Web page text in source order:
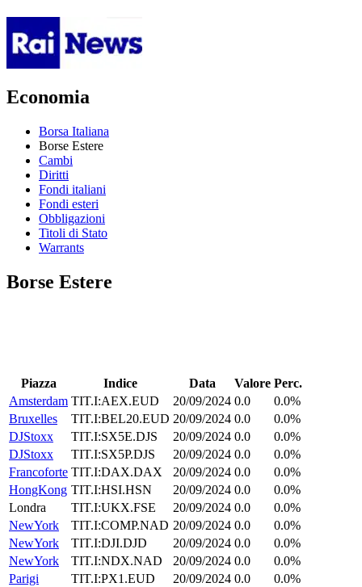
Economia
Borsa Italiana
Borse Estere
Cambi
Diritti
Fondi italiani
Fondi esteri
Obbligazioni
Titoli di Stato
Warrants
Borse Estere
Piazza Indice Data Valore Perc.
Amsterdam TIT.I:AEX.EUD 20/09/2024 0.0
0.0%
Bruxelles
TIT.I:BEL20.EUD 20/09/2024 0.0
0.0%
DJStoxx
TIT.I:SX5E.DJS 20/09/2024 0.0
0.0%
DJStoxx
TIT.I:SX5P.DJS 20/09/2024 0.0
0.0%
Francoforte TIT.I:DAX.DAX 20/09/2024 0.0
0.0%
HongKong TIT.I:HSI.HSN 20/09/2024 0.0
0.0%
Londra
TIT.I:UKX.FSE 20/09/2024 0.0
0.0%
NewYork
TIT.I:COMP.NAD 20/09/2024 0.0
0.0%
NewYork
TIT.I:DJI.DJD 20/09/2024 0.0
0.0%
NewYork
TIT.I:NDX.NAD 20/09/2024 0.0
0.0%
Parigi
TIT.I:PX1.EUD 20/09/2024 0.0
0.0%